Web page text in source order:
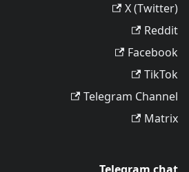
X (Twitter)
Reddit
Facebook
TikTok
Telegram Channel
Matrix